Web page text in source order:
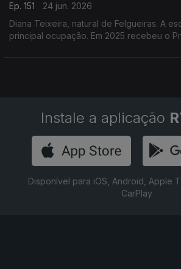
Ep. 151
24 jun. 2026
Diana Teixeira, natural de Felgueiras. A
principal ocupação. Em 2025 recebeu o
Instale a aplicação
Disponível para iOS, Android, Apple
CarPlay